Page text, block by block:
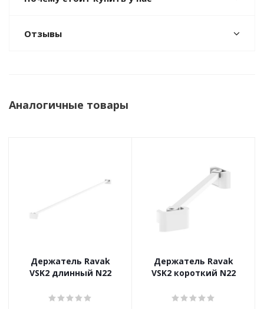
Отзывы
Аналогичные товары
Держатель Ravak
VSK2 длинный N22
Держатель Ravak
VSK2 короткий N22